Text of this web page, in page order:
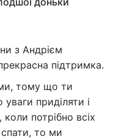
з Андрієм
підтримка.
тому що ти
приділяти і
потрібно всіх
то ми